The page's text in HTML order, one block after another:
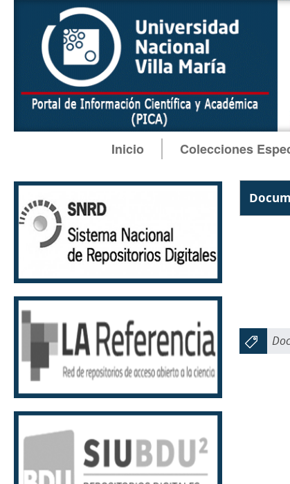
Inicio Colecciones